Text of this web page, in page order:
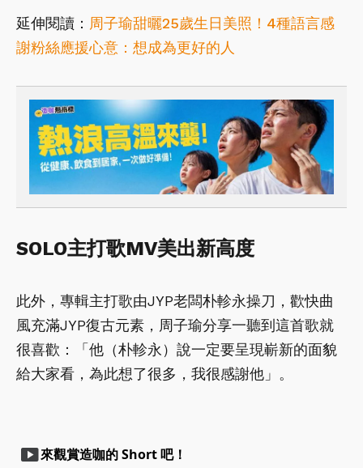
延伸閱讀： 周子瑜甜曬25歲生日美照！4種語言感
謝粉絲應援心意：想成為更好的人
SOLO主打歌MV美出新高度
此外，專輯主打歌由JYP老闆朴軫永操刀，歡快曲
風充滿JYP復古元素，周子瑜分享一聽到這首歌就
很喜歡：「他（朴軫永）說一定要呈現嶄新的面貌
給大家看，為此想了很多，我很感謝他」。
smart_display來觀賞造咖的 Short 吧！